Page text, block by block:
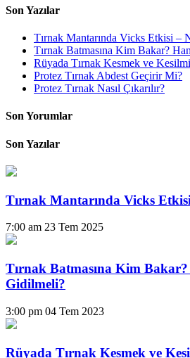
Son Yazılar
Tırnak Mantarında Vicks Etkisi –
Tırnak Batmasına Kim Bakar?
Rüyada Tırnak Kesmek ve
Protez Tırnak Abdest Geçirir Mi?
Protez Tırnak Nasıl Çıkarılır?
Son Yorumlar
Son Yazılar
Tırnak Mantarında Vicks
7:00 am 23 Tem 2025
Tırnak Batmasına Kim
Gidilmeli?
3:00 pm 04 Tem 2023
Rüyada Tırnak Kesmek ve